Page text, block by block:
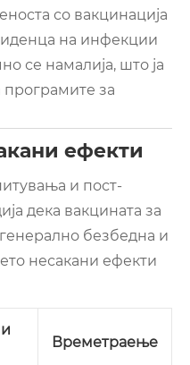
со вакцинација
на инфекции
се намалија, што ја
програмите за
ефекти
и пост-
дека вакцината за
безбедна и
несакани ефекти
Времетраење